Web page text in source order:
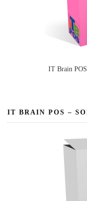
IT Brain
IT BRAIN POS –